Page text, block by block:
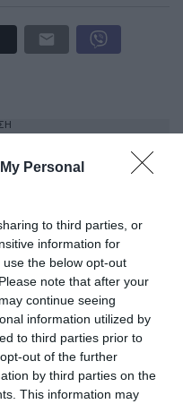
Personal
to third parties, or
information for
the below opt-out
note that after your
continue seeing
information utilized by
to third parties prior to
out of the further
by third parties on the
This information may